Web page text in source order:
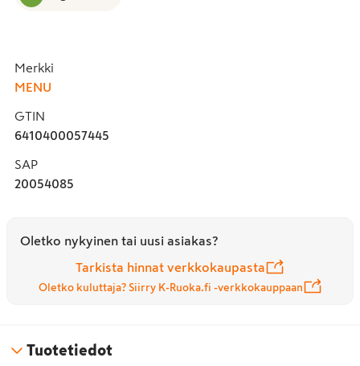
Merkki
MENU
GTIN
6410400057445
SAP
20054085
Oletko nykyinen tai uusi asiakas?
Tarkista hinnat verkkokaupasta
Oletko kuluttaja? Siirry K-Ruoka.fi -verkkokauppaan
Tuotetiedot